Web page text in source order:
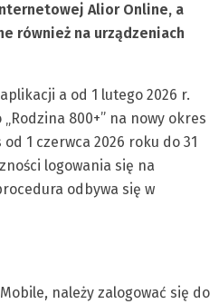
Alior Online, a
również na urządzeniach
a od 1 lutego 2026 r.
800+” na nowy okres
1 czerwca 2026 roku do 31
logowania się na
odbywa się w
należy zalogować się do